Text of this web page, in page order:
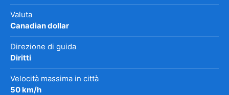
Valuta
Canadian dollar
Direzione di guida
Diritti
Velocità massima in città
50 km/h